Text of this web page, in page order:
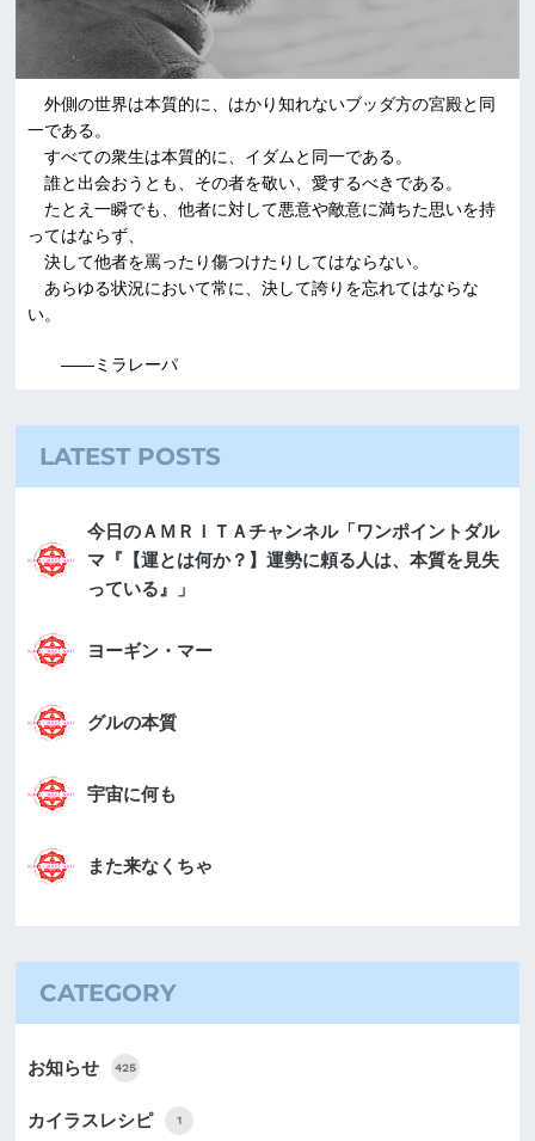
外側の世界は本質的に、はかり知れないブッダ方の宮殿と同
一である。
すべての衆生は本質的に、イダムと同一である。
誰と出会おうとも、その者を敬い、愛するべきである。
たとえ一瞬でも、他者に対して悪意や敵意に満ちた思いを持
ってはならず、
決して他者を罵ったり傷つけたりしてはならない。
あらゆる状況において常に、決して誇りを忘れてはならな
い。
――ミラレーパ
LATEST POSTS
今日のＡＭＲＩＴＡチャンネル「ワンポイントダル
マ『【運とは何か？】運勢に頼る人は、本質を見失
っている』」
ヨーギン・マー
グルの本質
宇宙に何も
また来なくちゃ
CATEGORY
お知らせ 425
カイラスレシピ 1